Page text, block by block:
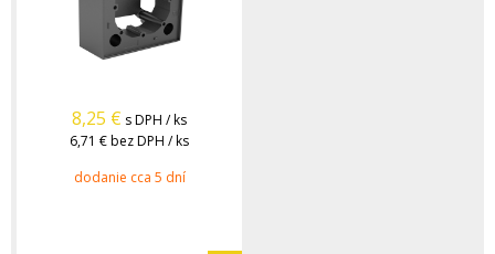
8,25 € s DPH / ks
6,71 €bez DPH / ks
dodanie cca 5 dní